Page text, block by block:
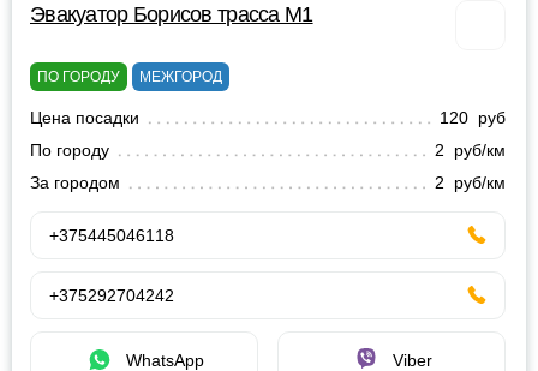
Эвакуатор Борисов трасса М1
ПО ГОРОДУ МЕЖГОРОД
Цена посадки
120 руб
По городу
2 руб/км
За городом
2 руб/км
+375445046118
+375292704242
WhatsApp Viber